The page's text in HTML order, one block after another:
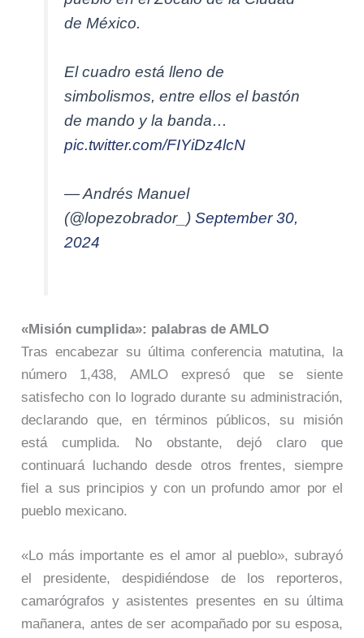
de México.
El cuadro está lleno de
simbolismos, entre ellos el bastón
de mando y la banda…
pic.twitter.com/FIYiDz4lcN
— Andrés Manuel
(@lopezobrador_)September 30,
2024
«Misión cumplida»: palabras de AMLO
Tras encabezar su última conferencia matutina, la
número 1,438, AMLO expresó que se siente
satisfecho con lo logrado durante su administración,
declarando que, en términos públicos, su misión
está cumplida. No obstante, dejó claro que
continuará luchando desde otros frentes, siempre
fiel a sus principios y con un profundo amor por el
pueblo mexicano.
«Lo más importante es el amor al pueblo», subrayó
el presidente, despidiéndose de los reporteros,
camarógrafos y asistentes presentes en su última
mañanera, antes de ser acompañado por su esposa,